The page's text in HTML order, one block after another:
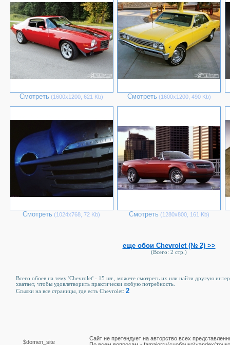
Смотреть (1600х1200, 621 Kb) Смотреть (1600х1200, 490 Kb)
Смотреть (1024х768, 72 Kb) Смотреть (1280х800, 161 Kb)
еще обои Chevrolet (№ 2) >>
(Всего: 2 стр.)
Всего обоев на тему 'Chevrolet' - 15 шт., можете смотреть их или найти другую
хватает, чтобы удовлетворить практически любую потребность.
Ссылки на все страницы, где есть Chevrolet: 2
$domen_site
Сайт не претендует на авторство всех